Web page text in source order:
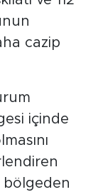
cazip
içinde
bölgeden